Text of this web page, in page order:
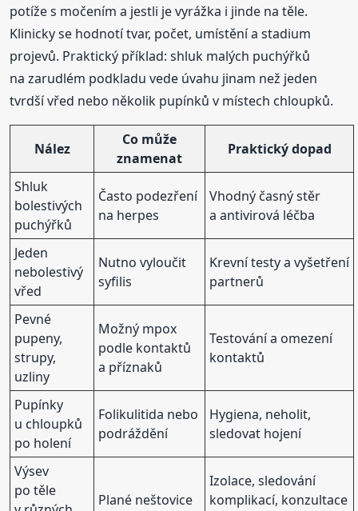
potíže s močením a jestli je vyrážka i jinde na těle.
Klinicky se hodnotí tvar, počet, umístění a stadium
projevů. Praktický příklad: shluk malých puchýřků
na zarudlém podkladu vede úvahu jinam než jeden
tvrdší vřed nebo několik pupínků v místech chloupků.
Nález
Co může
znamenat
Praktický dopad
Shluk
bolestivých
puchýřků
Často podezření
na herpes
Vhodný časný stěr
a antivirová léčba
Jeden
nebolestivý
vřed
Nutno vyloučit
syfilis
Krevní testy a vyšetření
partnerů
Pevné
pupeny,
strupy,
uzliny
Možný mpox
podle kontaktů
a příznaků
Testování a omezení
kontaktů
Pupínky
u chloupků
po holení
Folikulitida nebo
podráždění
Hygiena, neholit,
sledovat hojení
Výsev
po těle
Plané neštovice
Izolace, sledování
komplikací, konzultace